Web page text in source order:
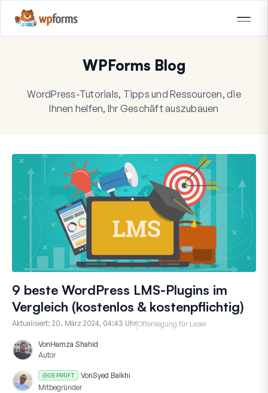
WPForms Blog
WordPress-Tutorials, Tipps und Ressourcen, die
Ihnen helfen, Ihr Geschäft auszubauen
9 beste WordPress LMS-Plugins im
Vergleich (kostenlos & kostenpflichtig)
Aktualisiert: 20. März 2024, 04:43 UhrOffenlegung für Leser
VonHamza Shahid
Autor
GEPRÜFT VonSyed Balkhi
Mitbegründer